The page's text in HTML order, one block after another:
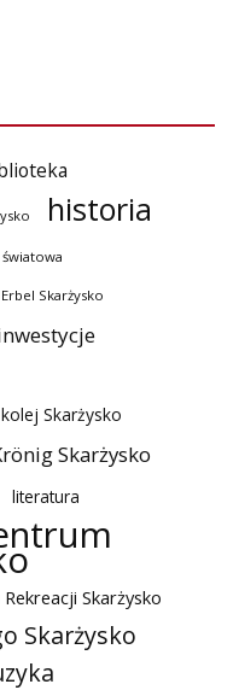
historia
Skarżysko
kolej Skarżysko
Skarżysko
literatura
Skarżysko
Skarżysko